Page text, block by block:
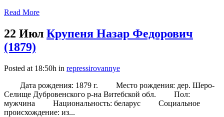
Read More
22 Июл Крупеня Назар Федорович
(1879)
Posted at 18:50h in repressirovannye
Дата рождения: 1879 г. Место рождения: дер. Шеро-
Селище Дубровенского р-на Витебской обл. Пол:
мужчина Национальность: беларус Социальное
происхождение: из...